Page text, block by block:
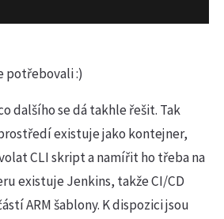
potřebovali :)
dalšího se dá takhle řešit. Tak
existuje jako kontejner,
CLI skript a namířit ho třeba na
existuje Jenkins, takže CI/CD
ARM šablony. K dispozici jsou